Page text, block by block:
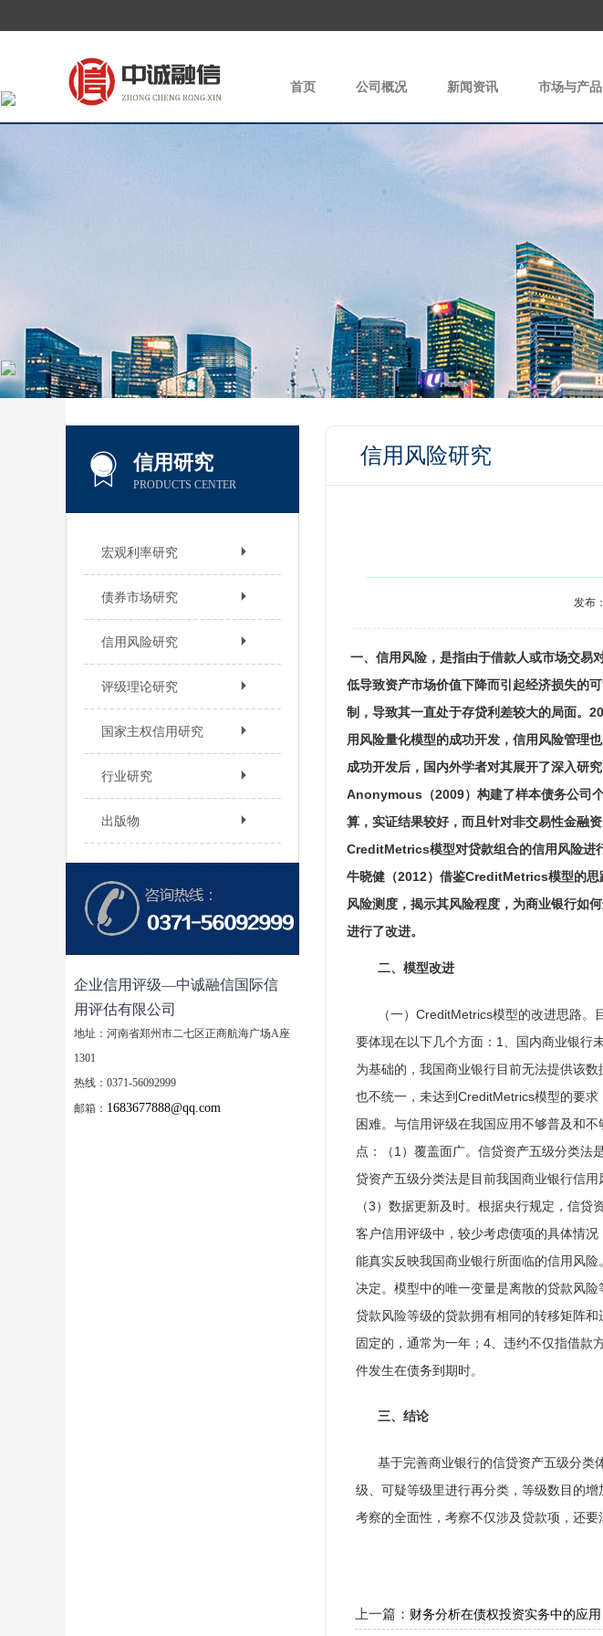
首页 公司概况 新闻资讯 市场与产品
信用研究
PRODUCTS CENTER
宏观利率研究
债券市场研究
信用风险研究
评级理论研究
国家主权信用研究
行业研究
出版物
企业信用评级—中诚融信国际信
用评估有限公司
地址：河南省郑州市二七区正商航海广场A座
1301
热线：0371-56092999
邮箱： 1683677888@qq.com
信用风险研究
发布
一、 信用风险，是指由于借款人或市场交易
低导致资产市场价值下降而引起经济损失的
制，导致其一直处于存贷利差较大的局面。
用风险量化模型的成功开发，信用风险管理
成功开发后，国内外学者对其展开了深入研
Anonymous（2009）构建了样本债务公司
算，实证结果较好，而且针对非交易性金融
CreditMetrics模型对贷款组合的信用风险进
牛晓健（2012）借鉴CreditMetrics模型的思
风险测度，揭示其风险程度，为商业银行如
进行了改进。
二、模型改进
（一）CreditMetrics模型的改进思路
要体现在以下几个方面：1、国内商业银行
为基础的，我国商业银行目前无法提供该
也不统一，未达到CreditMetrics模型的要
困难。与信用评级在我国应用不够普及和
点：（1）覆盖面广。信贷资产五级分类法
贷资产五级分类法是目前我国商业银行信
（3）数据更新及时。根据央行规定，信
客户信用评级中，较少考虑债项的具体情
能真实反映我国商业银行所面临的信用风
决定。模型中的唯一变量是离散的贷款风
贷款风险等级的贷款拥有相同的转移矩阵
固定的，通常为一年；4、违约不仅指借款
件发生在债务到期时。
三、结论
基于完善商业银行的信贷资产五级分类
级、可疑等级里进行再分类，等级数目的
考察的全面性，考察不仅涉及贷款项，还
上一篇： 财务分析在债权投资实务中的应用
×